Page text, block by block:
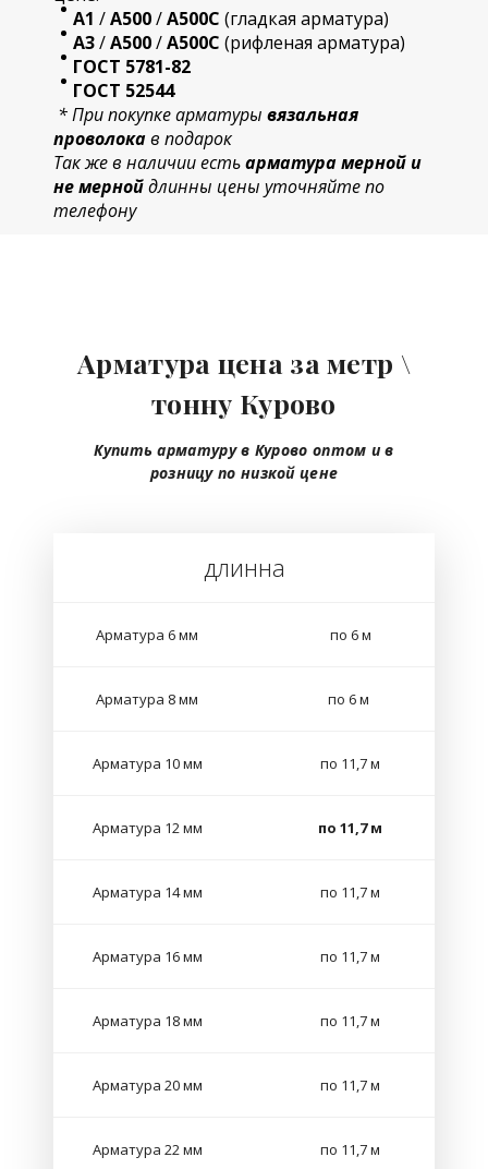
А1 /А500/А500С (гладкая арматура)
А3/А500/А500С (рифленая арматура)
ГОСТ 5781-82
ГОСТ 52544
* При покупке арматуры вязальная
проволокав подарок
Так же в наличии естьарматура мерной и
не мернойдлинны цены уточняйте по
телефону
Арматура цена за метр \
тонну Курово
Купить арматуру в Курово оптом и в
розницупо низкой цене
длинна
Арматура 6 мм по 6 м
Арматура 8 мм по 6 м
Арматура 10 мм по 11,7 м
Арматура 12 мм по 11,7 м
Арматура 14 мм по 11,7 м
Арматура 16 мм по 11,7 м
Арматура 18 мм по 11,7 м
Арматура 20 мм по 11,7 м
Арматура 22 мм по 11,7 м